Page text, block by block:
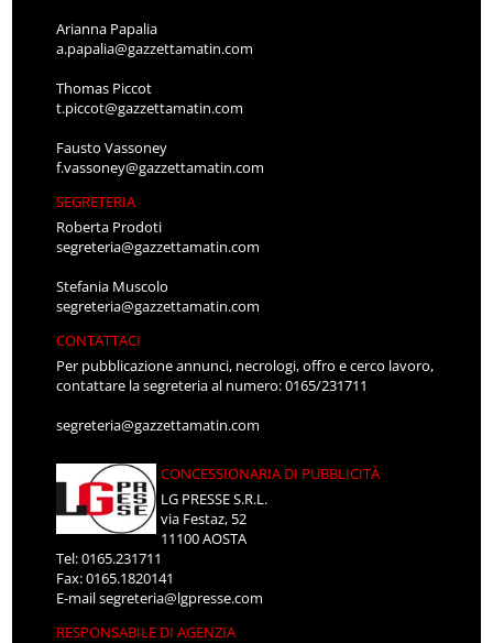
Arianna Papalia
a.papalia@gazzettamatin.com
Thomas Piccot
t.piccot@gazzettamatin.com
Fausto Vassoney
f.vassoney@gazzettamatin.com
SEGRETERIA
Roberta Prodoti
segreteria@gazzettamatin.com
Stefania Muscolo
segreteria@gazzettamatin.com
CONTATTACI
Per pubblicazione annunci, necrologi, offro e cerco lavoro,
contattare la segreteria al numero: 0165/231711
segreteria@gazzettamatin.com
CONCESSIONARIA DI PUBBLICITÀ
LG PRESSE S.R.L.
via Festaz, 52
11100 AOSTA
Tel: 0165.231711
Fax: 0165.1820141
E-mailsegreteria@lgpresse.com
RESPONSABILE DI AGENZIA